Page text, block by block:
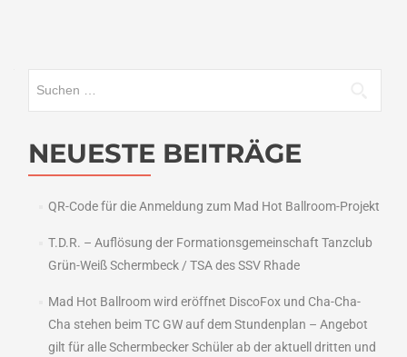
NEUESTE BEITRÄGE
QR-Code für die Anmeldung zum Mad Hot Ballroom-Projekt
T.D.R. – Auflösung der Formationsgemeinschaft Tanzclub
Grün-Weiß Schermbeck / TSA des SSV Rhade
Mad Hot Ballroom wird eröffnet DiscoFox und Cha-Cha-
Cha stehen beim TC GW auf dem Stundenplan – Angebot
gilt für alle Schermbecker Schüler ab der aktuell dritten und